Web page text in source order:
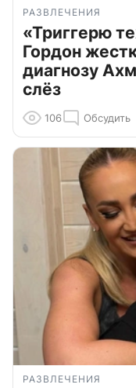
РАЗВЛЕЧЕНИЯ
«Триггерю
Гордон
диагнозу
слёз
106 Обсудить
РАЗВЛЕЧЕНИЯ